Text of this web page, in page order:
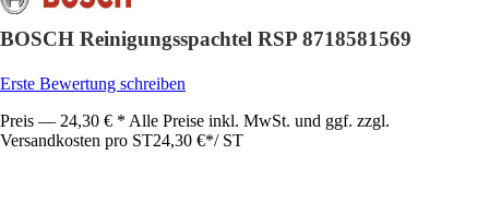
BOSCH Reinigungsspachtel RSP 8718581569
Erste Bewertung schreiben
Preis — 24,30 € * Alle Preise inkl. MwSt. und ggf. zzgl.
Versandkosten pro ST24,30 €*/ ST